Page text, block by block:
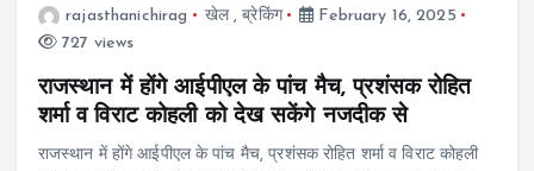
rajasthanichirag खेल,ब्रेकिंग
February 16, 2025
727 views
राजस्थान में होंगे आईपीएल के पांच मैच, प्रशंसक रोहित
शर्मा व विराट कोहली को देख सकेंगे नजदीक से
राजस्थान में होंगे आईपीएल के पांच मैच, प्रशंसक रोहित शर्मा व विराट कोहली